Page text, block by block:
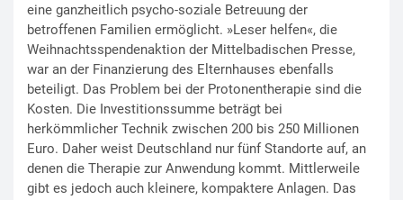
eine ganzheitlich psycho-soziale Betreuung der
betroffenen Familien ermöglicht. »Leser helfen«, die
Weihnachtsspendenaktion der Mittelbadischen Presse,
war an der Finanzierung des Elternhauses ebenfalls
beteiligt. Das Problem bei der Protonentherapie sind die
Kosten. Die Investitionssumme beträgt bei
herkömmlicher Technik zwischen 200 bis 250 Millionen
Euro. Daher weist Deutschland nur fünf Standorte auf, an
denen die Therapie zur Anwendung kommt. Mittlerweile
gibt es jedoch auch kleinere, kompaktere Anlagen. Das